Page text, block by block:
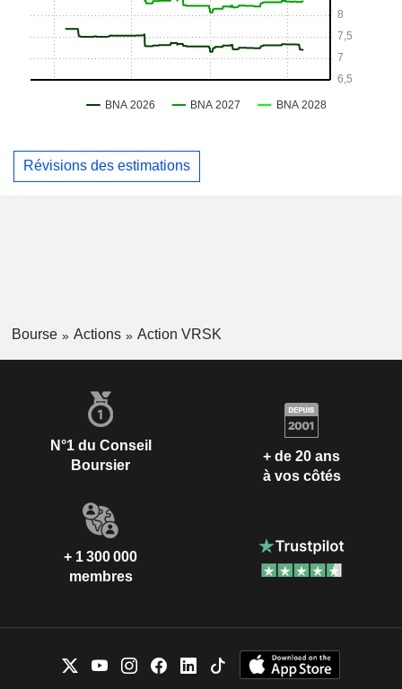
Révisions des estimations
Bourse Actions Action VRSK
N°1 du Conseil
Boursier
+ de 20 ans
à vos côtés
+ 1 300 000
membres